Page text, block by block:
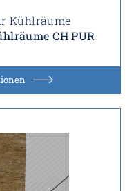
Kühlräume
CH PUR